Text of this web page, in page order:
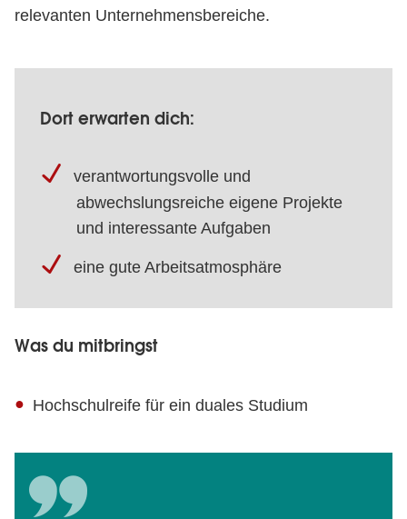
relevanten Unternehmensbereiche.
Dort erwarten dich:
verantwortungsvolle und
abwechslungsreiche eigene Projekte
und interessante Aufgaben
eine gute Arbeitsatmosphäre
Was du mitbringst
Hochschulreife für ein duales Studium